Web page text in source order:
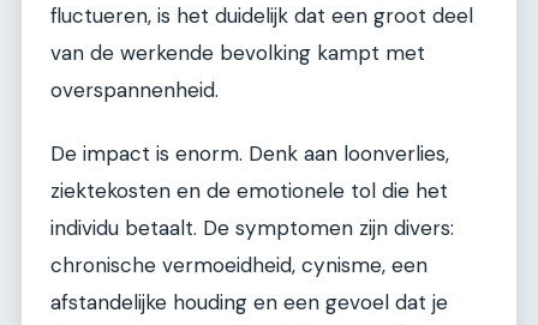
fluctueren, is het duidelijk dat een groot deel
van de werkende bevolking kampt met
overspannenheid.
De impact is enorm. Denk aan loonverlies,
ziektekosten en de emotionele tol die het
individu betaalt. De symptomen zijn divers:
chronische vermoeidheid, cynisme, een
afstandelijke houding en een gevoel dat je